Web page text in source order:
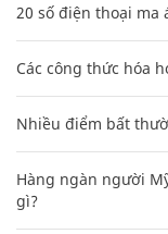
20 số điện thoại ma
Các công thức hóa
Nhiều điểm bất
Hàng ngàn người
gì?